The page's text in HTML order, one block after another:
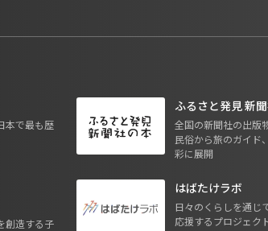
本で最も歴
ふるさと発見 新
全国の新聞社の出版
民俗から旅のガイド
彩に展開
創造する子
はばたけラボ
日々のくらしを通じ
応援するプロジェク